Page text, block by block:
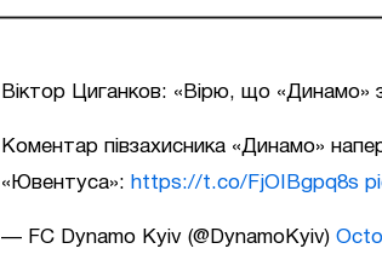
Віктор Циганков: «Вірю, що «Динамо»
Коментар півзахисника «Динамо»
«Ювентуса»: https://t.co/FjOIBgpq8s
— FC Dynamo Kyiv (@DynamoKyiv)